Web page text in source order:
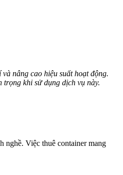
nâng cao hiệu suất hoạt động.
khi sử dụng dịch vụ này.
nghề. Việc thuê container mang